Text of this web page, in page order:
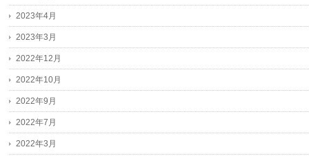
2023年4月
2023年3月
2022年12月
2022年10月
2022年9月
2022年7月
2022年3月